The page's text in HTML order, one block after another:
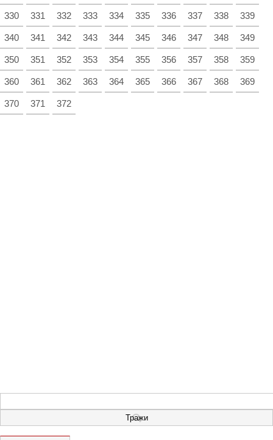
330 331 332 333 334 335 336 337 338 339
340 341 342 343 344 345 346 347 348 349
350 351 352 353 354 355 356 357 358 359
360 361 362 363 364 365 366 367 368 369
370 371 372